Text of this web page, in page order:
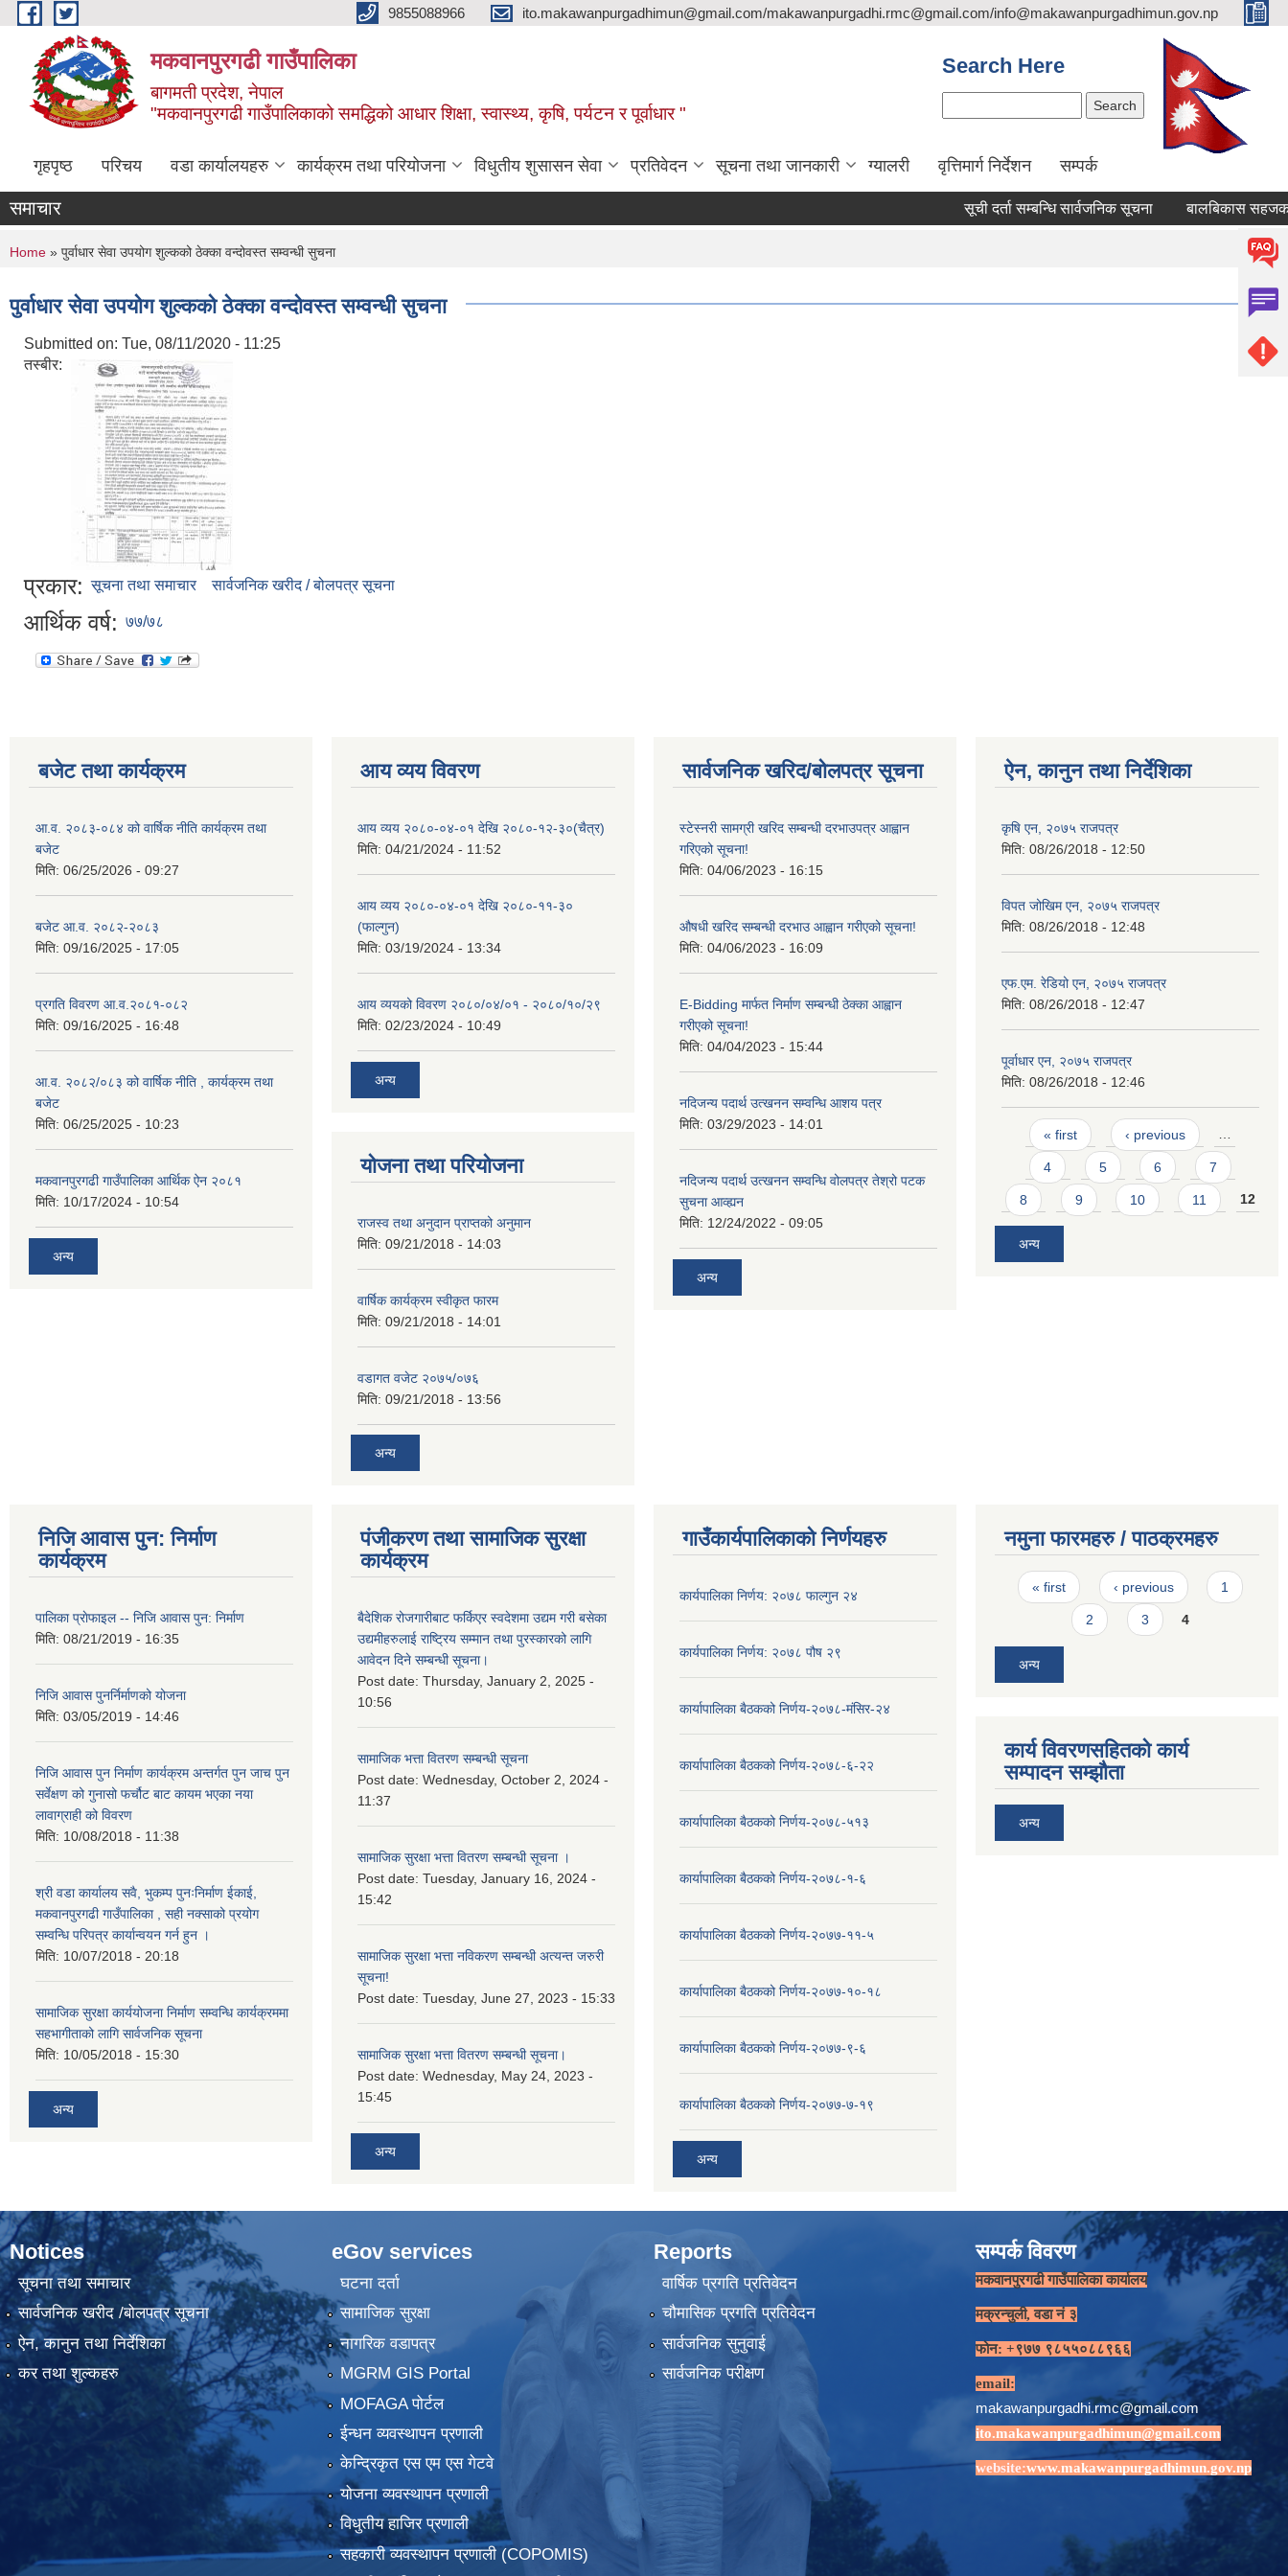
Skip to main content 9855088966 ito.makawanpurgadhimun@gmail.com/makawanpurgadhi.rmc@gmail.com/info@makawanpurgadhimun.gov.np
मकवानपुरगढी गाउँपालिका
बागमती प्रदेश, नेपाल
"मकवानपुरगढी गाउँपालिकाको समद्धिको आधार शिक्षा, स्‍वास्‍थ्‍य, कृषि, पर्यटन र पूर्वाधार "
Search Here
गृहपृष्ठ परिचय वडा कार्यालयहरु कार्यक्रम तथा परियोजना विधुतीय शुसासन सेवा प्रतिवेदन सूचना तथा जानकारी ग्यालरी वृत्तिमार्ग निर्देशन सम्पर्क
समाचार सूची दर्ता सम्बन्धि सार्वजनिक सूचना बालबिकास सहजकर्ता
You are here
Home » पुर्वाधार सेवा उपयोग शुल्कको ठेक्का वन्दोवस्त सम्वन्धी सुचना
पुर्वाधार सेवा उपयोग शुल्कको ठेक्का वन्दोवस्त सम्वन्धी सुचना
Submitted on: Tue, 08/11/2020 - 11:25
तस्बीर:
प्रकार: सूचना तथा समाचार सार्वजनिक खरीद / बोलपत्र सूचना
आर्थिक वर्ष: ७७/७८
बजेट तथा कार्यक्रम
आ.व. २०८३-०८४ को वार्षिक नीति कार्यक्रम तथा
बजेट
मिति: 06/25/2026 - 09:27
बजेट आ.व. २०८२-२०८३
मिति: 09/16/2025 - 17:05
प्रगति विवरण आ.व.२०८१-०८२
मिति: 09/16/2025 - 16:48
आ.व. २०८२/०८३ को वार्षिक नीति , कार्यक्रम तथा
बजेट
मिति: 06/25/2025 - 10:23
मकवानपुरगढी गाउँपालिका आर्थिक ‌‌‌ऐन २०८१
मिति: 10/17/2024 - 10:54
अन्य
आय व्यय विवरण
आय व्यय २०८०-०४-०१ देखि २०८०-१२-३०(चैत्र)
मिति: 04/21/2024 - 11:52
आय व्यय २०८०-०४-०१ देखि २०८०-११-३०
(फाल्गुन)
मिति: 03/19/2024 - 13:34
आय व्ययको विवरण २०८०/०४/०१ - २०८०/१०/२९
मिति: 02/23/2024 - 10:49
अन्य
योजना तथा परियोजना
राजस्व तथा अनुदान प्राप्तको अनुमान
मिति: 09/21/2018 - 14:03
वार्षिक कार्यक्रम स्वीकृत फारम
मिति: 09/21/2018 - 14:01
वडागत वजेट २०७५/०७६
मिति: 09/21/2018 - 13:56
अन्य
सार्वजनिक खरिद/बोलपत्र सूचना
स्टेस्नरी सामग्री खरिद सम्बन्धी दरभाउपत्र आह्वान
गरिएको सूचना!
मिति: 04/06/2023 - 16:15
औषधी खरिद सम्बन्धी दरभाउ आह्वान गरीएको सूचना!
मिति: 04/06/2023 - 16:09
E-Bidding मार्फत निर्माण सम्बन्धी ठेक्का आह्वान
गरीएको सूचना!
मिति: 04/04/2023 - 15:44
नदिजन्य पदार्थ उत्खनन सम्वन्धि आशय पत्र
मिति: 03/29/2023 - 14:01
नदिजन्य पदार्थ उत्खनन सम्वन्धि वोलपत्र तेश्रो पटक
सुचना आव्ह्यन
मिति: 12/24/2022 - 09:05
अन्य
ऐन, कानुन तथा निर्देशिका
कृषि एन, २०७५ राजपत्र
मिति: 08/26/2018 - 12:50
विपत जोखिम एन, २०७५ राजपत्र
मिति: 08/26/2018 - 12:48
एफ.एम. रेडियो एन, २०७५ राजपत्र
मिति: 08/26/2018 - 12:47
पूर्वाधार एन, २०७५ राजपत्र
मिति: 08/26/2018 - 12:46
Pages
« first ‹ previous …
4 5 6 7
8 9 10 11 12
अन्य
निजि आवास पुन: निर्माण
कार्यक्रम
पालिका प्राेफाइल -- निजि आवास पुन: निर्माण
मिति: 08/21/2019 - 16:35
निजि आवास पुनर्निर्माणको योजना
मिति: 03/05/2019 - 14:46
निजि आवास पुन निर्माण कार्यक्रम अन्तर्गत पुन जाच पुन
सर्वेक्षण को गुनासो फर्चौट बाट कायम भएका नया
लावाग्राही को विवरण
मिति: 10/08/2018 - 11:38
श्री वडा कार्यालय सवै, भुकम्प पुनःनिर्माण ईकाई,
मकवानपुरगढी गाउँपालिका , सही नक्साको प्रयोग
सम्वन्धि परिपत्र कार्यान्वयन गर्न हुन ।
मिति: 10/07/2018 - 20:18
सामाजिक सुरक्षा कार्ययोजना निर्माण सम्वन्धि कार्यक्रममा
सहभागीताको लागि सार्वजनिक सूचना
मिति: 10/05/2018 - 15:30
अन्य
पंजीकरण तथा सामाजिक सुरक्षा
कार्यक्रम
बैदेशिक रोजगारीबाट फर्किएर स्वदेशमा उद्यम गरी बसेका
उद्यमीहरुलाई राष्‍ट्रिय सम्मान तथा पुरस्कारको लागि
आवेदन दिने सम्बन्धी सूचना।
Post date: Thursday, January 2, 2025 -
10:56
सामाजिक भत्ता वितरण सम्बन्धी सूचना
Post date: Wednesday, October 2, 2024 -
11:37
सामाजिक सुरक्षा भत्ता वितरण सम्बन्धी सूचना ।
Post date: Tuesday, January 16, 2024 -
15:42
सामाजिक सुरक्षा भत्ता नविकरण सम्बन्धी अत्यन्त जरुरी
सूचना!
Post date: Tuesday, June 27, 2023 - 15:33
सामाजिक सुरक्षा भत्ता वितरण सम्बन्धी सूचना।
Post date: Wednesday, May 24, 2023 -
15:45
अन्य
गाउँकार्यपालिकाको निर्णयहरु
कार्यपालिका निर्णय: २०७८ फाल्गुन २४
कार्यपालिका निर्णय: २०७८ पौष २९
कार्यापालिका बैठकको निर्णय-२०७८-मंसिर-२४
कार्यापालिका बैठकको निर्णय-२०७८-६-२२
कार्यापालिका बैठकको निर्णय-२०७८-५१३
कार्यापालिका बैठकको निर्णय-२०७८-१-६
कार्यापालिका बैठकको निर्णय-२०७७-११-५
कार्यापालिका बैठकको निर्णय-२०७७-१०-१८
कार्यापालिका बैठकको निर्णय-२०७७-९-६
कार्यापालिका बैठकको निर्णय-२०७७-७-१९
अन्य
नमुना फारमहरु / पाठक्रमहरु
Pages
« first ‹ previous 1
2 3 4
अन्य
कार्य विवरणसहितको कार्य
सम्पादन सम्झौता
अन्य
Notices
सूचना तथा समाचार
सार्वजनिक खरीद /बोलपत्र सूचना
ऐन, कानुन तथा निर्देशिका
कर तथा शुल्कहरु
eGov services
घटना दर्ता
सामाजिक सुरक्षा
नागरिक वडापत्र
MGRM GIS Portal
MOFAGA पोर्टल
ईन्धन व्यवस्थापन प्रणाली
केन्द्रिकृत एस एम एस गेटवे
योजना व्यवस्थापन प्रणाली
विधुतीय हाजिर प्रणाली
सहकारी व्यवस्थापन प्रणाली (COPOMIS)
Reports
वार्षिक प्रगति प्रतिवेदन
चौमासिक प्रगति प्रतिवेदन
सार्वजनिक सुनुवाई
सार्वजनिक परीक्षण
सम्पर्क विवरण
मकवानपुरगढी गाउँपालिका कार्यालय
मक्रन्चुली, वडा नं ३
फोन: +९७७ ९८५५०८८९६६
email:
makawanpurgadhi.rmc@gmail.com
ito.makawanpurgadhimun@gmail.com
website:www.makawanpurgadhimun.gov.np